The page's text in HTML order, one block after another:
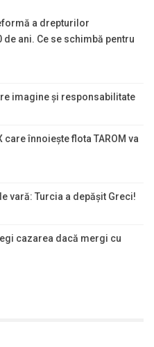
a drepturilor
ani. Ce se schimbă pentru
imagine și responsabilitate
înnoiește flota TAROM va
vară: Turcia a depășit Greci!
cazarea dacă mergi cu